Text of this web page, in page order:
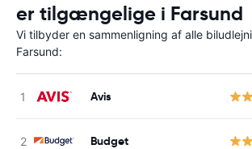
er tilgængelige i Farsund
Vi tilbyder en sammenligning af alle
Farsund:
Avis
Budget